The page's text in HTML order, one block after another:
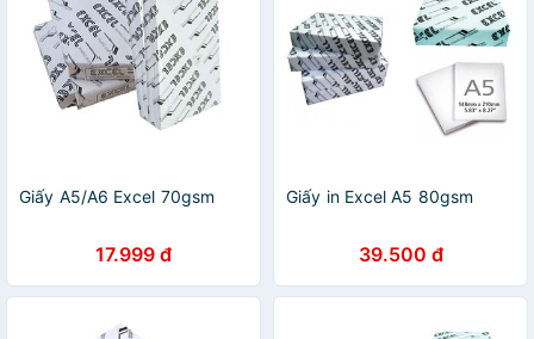
Giấy A5/A6 Excel 70gsm
17.999 đ
Giấy in Excel A5 80gsm
39.500 đ